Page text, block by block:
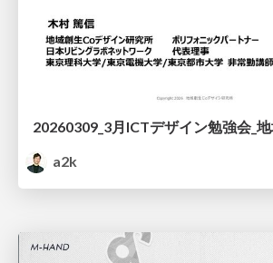
20260309_3月ICTデザイン勉強会_
a2k